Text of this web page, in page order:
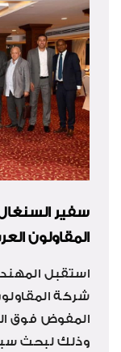
سفير
المقاولون
استقبل
شركة
المفوض فوق
وذلك لبحث